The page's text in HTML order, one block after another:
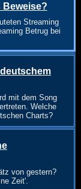
Beweise?
Streaming
Betrug bei
mit dem Song
Welche
Charts?
von gestern?
Zeit'.